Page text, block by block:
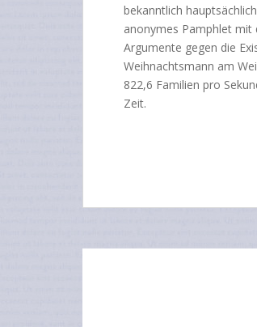
bekanntlich
anonymes Pamphlet mit
Argumente gegen die
Weihnachtsmann am
822,6 Familien pro
Zeit.